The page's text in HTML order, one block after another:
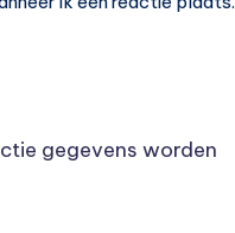
gegevens worden